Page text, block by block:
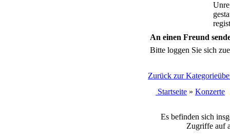
An einen Freund
Bitte loggen Sie sich
Zurück zur
Startseite » Konzerte
Es befinden sich
Zugriffe auf